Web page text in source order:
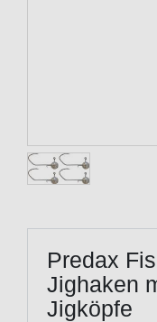
Predax
Jighaken
Jigköpfe